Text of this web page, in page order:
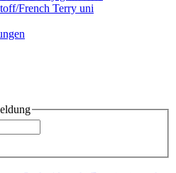
French Terry uni